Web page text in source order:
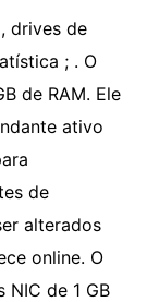
drives de
; . O
de RAM. Ele
ativo
de
alterados
online. O
de 1 GB